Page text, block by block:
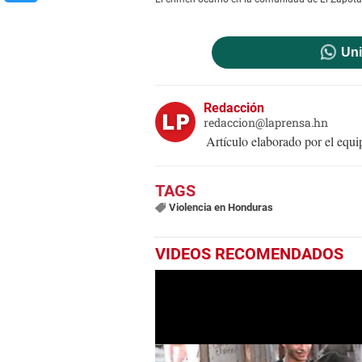
Redacción
redaccion@laprensa.hn
Artículo elaborado por el
Violencia en Honduras
VIDEOS RECOMENDADOS